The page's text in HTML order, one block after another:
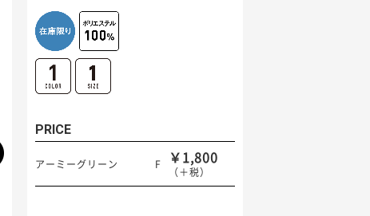
PRICE
アーミーグリーン F ￥1,800
（＋税）